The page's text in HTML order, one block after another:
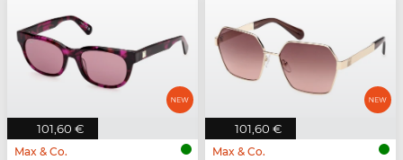
101,60 €
Max & Co.
101,60 €
Max & Co.